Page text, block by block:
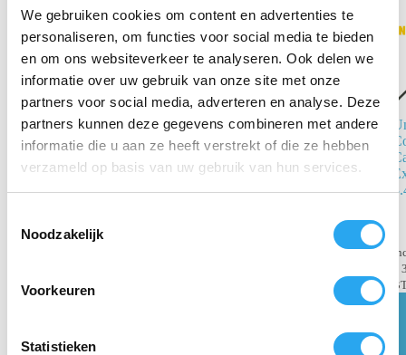
We gebruiken cookies om content en advertenties te
personaliseren, om functies voor social media te bieden
en om ons websiteverkeer te analyseren. Ook delen we
informatie over uw gebruik van onze site met onze
partners voor social media, adverteren en analyse. Deze
partners kunnen deze gegevens combineren met andere
informatie die u aan ze heeft verstrekt of die ze hebben
verzameld op basis van uw gebruik van hun services.
Noodzakelijk
Voorkeuren
Statistieken
Unger
CarbonTec
Telescoopsteel
4,52m met
Gratis Ninja